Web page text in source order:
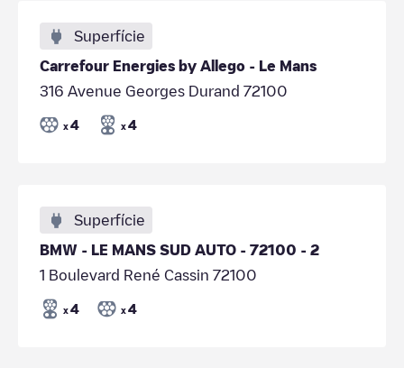
Superfície
Carrefour Energies by Allego - Le Mans
316 Avenue Georges Durand 72100
x 4 x 4
Superfície
BMW - LE MANS SUD AUTO - 72100 - 2
1 Boulevard René Cassin 72100
x 4 x 4